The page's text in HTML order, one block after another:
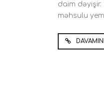
daim
məhsulu